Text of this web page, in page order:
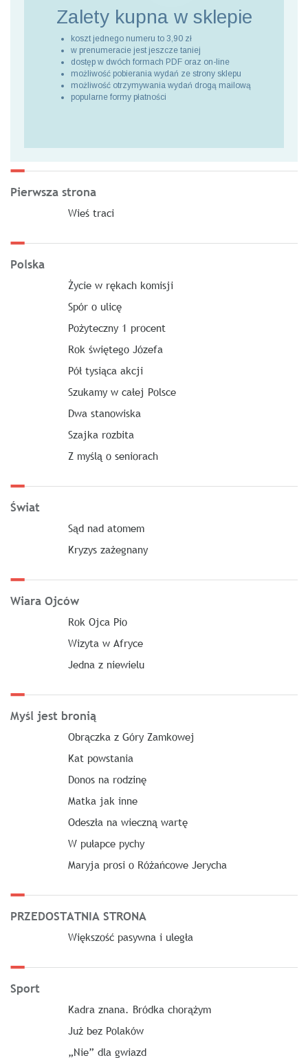
Zalety kupna w sklepie
koszt jednego numeru to 3,90 zł
w prenumeracie jest jeszcze taniej
dostęp w dwóch formach PDF oraz on-line
możliwość pobierania wydań ze strony sklepu
możliwość otrzymywania wydań drogą mailową
popularne formy płatności
Pierwsza strona
Wieś traci
Polska
Życie w rękach komisji
Spór o ulicę
Pożyteczny 1 procent
Rok świętego Józefa
Pół tysiąca akcji
Szukamy w całej Polsce
Dwa stanowiska
Szajka rozbita
Z myślą o seniorach
Świat
Sąd nad atomem
Kryzys zażegnany
Wiara Ojców
Rok Ojca Pio
Wizyta w Afryce
Jedna z niewielu
Myśl jest bronią
Obrączka z Góry Zamkowej
Kat powstania
Donos na rodzinę
Matka jak inne
Odeszła na wieczną wartę
W pułapce pychy
Maryja prosi o Różańcowe Jerycha
PRZEDOSTATNIA STRONA
Większość pasywna i uległa
Sport
Kadra znana. Bródka chorążym
Już bez Polaków
„Nie” dla gwiazd